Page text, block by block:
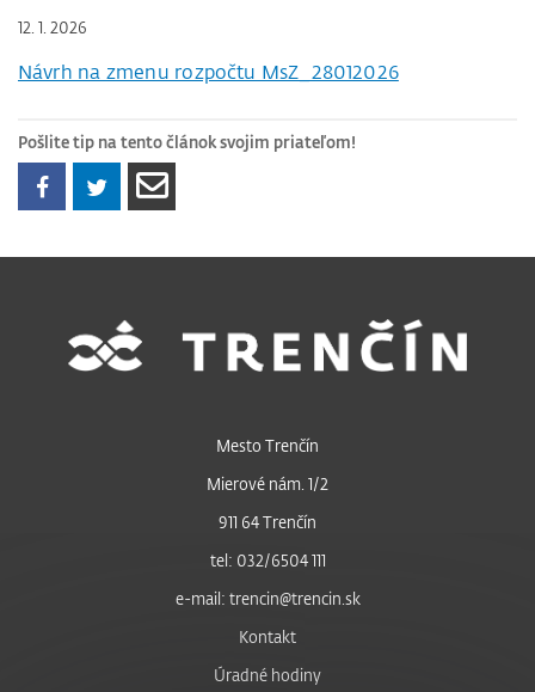
12. 1. 2026
Návrh na zmenu rozpočtu MsZ_28012026
Pošlite tip na tento článok svojim priateľom!
Mesto Trenčín
Mierové nám. 1/2
911 64 Trenčín
tel: 032/6504 111
e-mail: trencin@trencin.sk
Kontakt
Úradné hodiny